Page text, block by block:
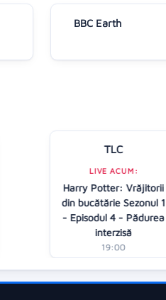
BBC Earth
TLC
LIVE ACUM:
Harry Potter: Vrăjitorii
din bucătărie Sezonul 1
- Episodul 4 - Pădurea
interzisă
19:00